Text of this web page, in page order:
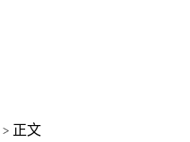
> 正文